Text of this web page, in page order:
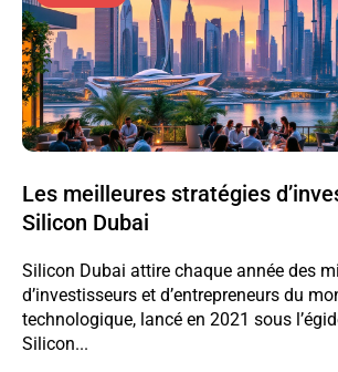
Les meilleures stratégies
Silicon Dubai
Silicon Dubai attire chaque année des
d’investisseurs et d’entrepreneurs du
technologique, lancé en 2021 sous
Silicon...